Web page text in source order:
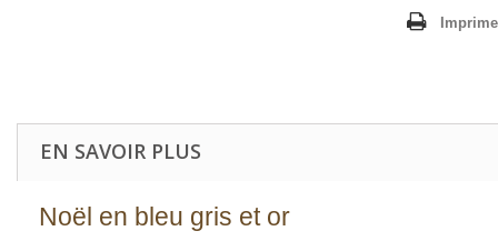
EN SAVOIR PLUS
Noël en bleu gris et or